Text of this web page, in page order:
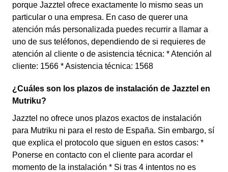
porque Jazztel ofrece exactamente lo mismo seas un
particular o una empresa. En caso de querer una
atención más personalizada puedes recurrir a llamar a
uno de sus teléfonos, dependiendo de si requieres de
atención al cliente o de asistencia técnica: * Atención al
cliente: 1566 * Asistencia técnica: 1568
¿Cuáles son los plazos de instalación de Jazztel en
Mutriku?
Jazztel no ofrece unos plazos exactos de instalación
para Mutriku ni para el resto de España. Sin embargo, sí
que explica el protocolo que siguen en estos casos: *
Ponerse en contacto con el cliente para acordar el
momento de la instalación * Si tras 4 intentos no es